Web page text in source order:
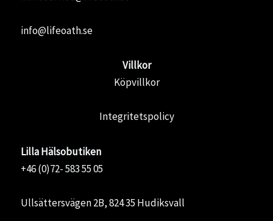
info@lifeoath.se
Villkor
Köpvillkor
Integritetspolicy
Lilla Hälsobutiken
+46 (0)72- 583 55 05
Ullsättersvägen 2B, 824 35 Hudiksvall